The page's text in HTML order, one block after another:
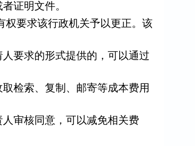
证明文件。
权要求该行政机关予以更正。该
要求的形式提供的，可以通过
检索、复制、邮寄等成本费用
审核同意，可以减免相关费